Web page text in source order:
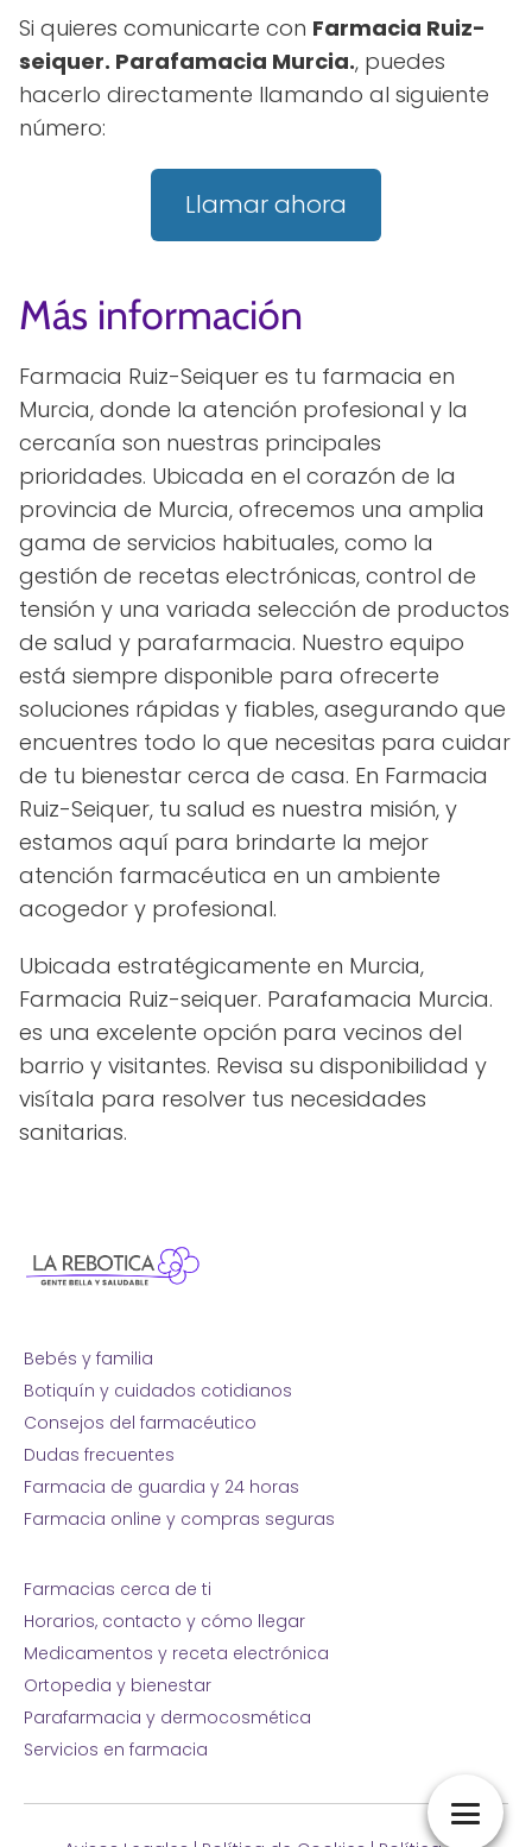
Si quieres comunicarte con Farmacia Ruiz-
seiquer. Parafamacia Murcia., puedes
hacerlo directamente llamando al siguiente
número:
Llamar ahora
Más información
Farmacia Ruiz-Seiquer es tu farmacia en
Murcia, donde la atención profesional y la
cercanía son nuestras principales
prioridades. Ubicada en el corazón de la
provincia de Murcia, ofrecemos una amplia
gama de servicios habituales, como la
gestión de recetas electrónicas, control de
tensión y una variada selección de productos
de salud y parafarmacia. Nuestro equipo
está siempre disponible para ofrecerte
soluciones rápidas y fiables, asegurando que
encuentres todo lo que necesitas para cuidar
de tu bienestar cerca de casa. En Farmacia
Ruiz-Seiquer, tu salud es nuestra misión, y
estamos aquí para brindarte la mejor
atención farmacéutica en un ambiente
acogedor y profesional.
Ubicada estratégicamente en Murcia,
Farmacia Ruiz-seiquer. Parafamacia Murcia.
es una excelente opción para vecinos del
barrio y visitantes. Revisa su disponibilidad y
visítala para resolver tus necesidades
sanitarias.
Bebés y familia
Botiquín y cuidados cotidianos
Consejos del farmacéutico
Dudas frecuentes
Farmacia de guardia y 24 horas
Farmacia online y compras seguras
Farmacias cerca de ti
Horarios, contacto y cómo llegar
Medicamentos y receta electrónica
Ortopedia y bienestar
Parafarmacia y dermocosmética
Servicios en farmacia